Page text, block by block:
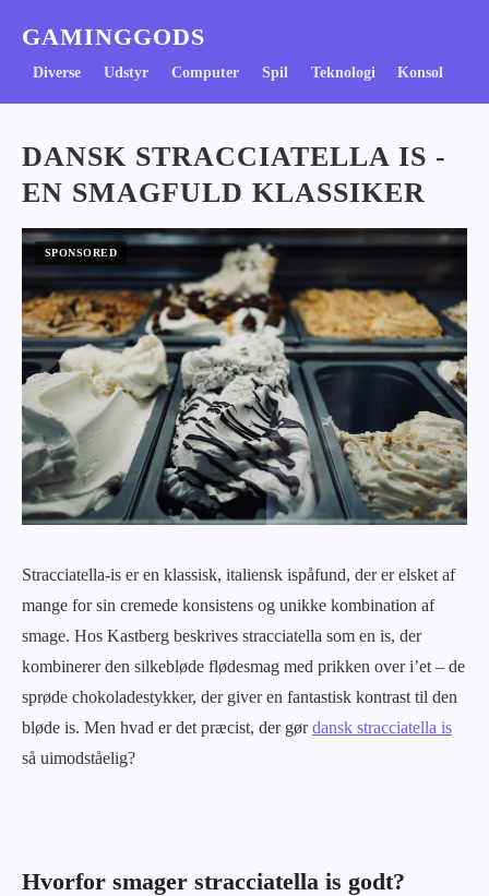
GAMINGGODS
Diverse Udstyr Computer Spil Teknologi Konsol
DANSK STRACCIATELLA IS -
EN SMAGFULD KLASSIKER
Stracciatella-is er en klassisk, italiensk ispåfund, der er elsket af
mange for sin cremede konsistens og unikke kombination af
smage. Hos Kastberg beskrives stracciatella som en is, der
kombinerer den silkebløde flødesmag med prikken over i’et – de
sprøde chokoladestykker, der giver en fantastisk kontrast til den
bløde is. Men hvad er det præcist, der gørdansk stracciatella is
så uimodståelig?
Hvorfor smager stracciatella is godt?